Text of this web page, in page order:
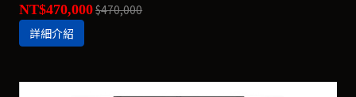
NT$470,000$470,000
詳細介紹